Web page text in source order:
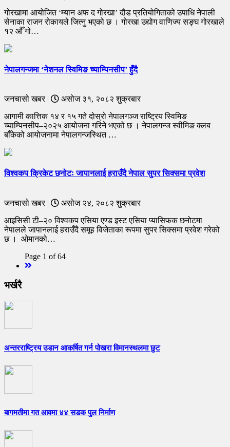
गोरखामा आयोजित ‘म्यान अफ द गोरखा’ दौड प्रतियोगिताको उपाधि नेपाली
सेनाका राजन रोकायले जित्नु भएको छ । गोरखा उद्योग वाणिज्य सङ्घ गोरखाले
१२ औँ गो…
नेपालगन्जमा ‘नेशनल स्विमिङ च्याम्पिनसीप’ हुँदै
जनचासो खबर |
असोज ३१, २०८२ शुक्रबार
आगामी कात्तिक १४ र १५ गते दोस्रो नेपालगञ्ज राष्ट्रिय स्विमिङ
च्याम्पिनसीप–२०२५ आयोजना गरिने भएको छ । नेपालगन्ज स्वीमिङ क्लब
बाँकेको आयोजनामा नेपालगन्जस्थित …
विश्वकप क्रिकेट छनोटः जापानलाई हराउँदै नेपाल सुपर सिक्समा प्रवेश
जनचासो खबर |
असोज २४, २०८२ शुक्रबार
आइसिसी टी–२० विश्वकप एसिया एण्ड इस्ट एसिया प्यासिफक छनोटमा
नेपालले जापानलाई हराउँदै समूह विजेताका रूपमा सुपर सिक्समा प्रवेश गरेको
छ । ओमानको…
Page 1 of 64
भर्खरै
अन्तरराष्ट्रिय उडान आकर्षित गर्न पोखरा विमानस्थलमा छुट
बागमतीमा गत आवमा ४४ सडक पुल निर्माण